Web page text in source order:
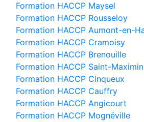
Formation HACCP Maysel
Formation HACCP Rousseloy
Formation HACCP Aumont-en-
Formation HACCP Cramoisy
Formation HACCP Brenouille
Formation HACCP Saint-Maximin
Formation HACCP Cinqueux
Formation HACCP Cauffry
Formation HACCP Angicourt
Formation HACCP Mognéville